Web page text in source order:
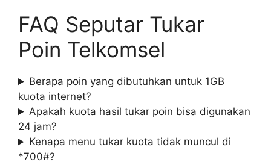
FAQ Seputar Tukar
Poin Telkomsel
Berapa poin yang dibutuhkan untuk 1GB
kuota internet?
Apakah kuota hasil tukar poin bisa digunakan
24 jam?
Kenapa menu tukar kuota tidak muncul di
*700#?